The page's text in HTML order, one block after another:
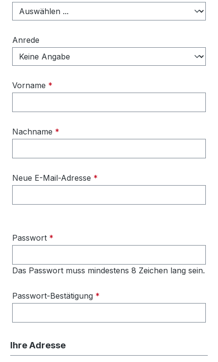
Anrede
Vorname *
Nachname *
Neue E-Mail-Adresse *
Passwort *
Das Passwort muss mindestens 8 Zeichen lang sein.
Passwort-Bestätigung *
Ihre Adresse